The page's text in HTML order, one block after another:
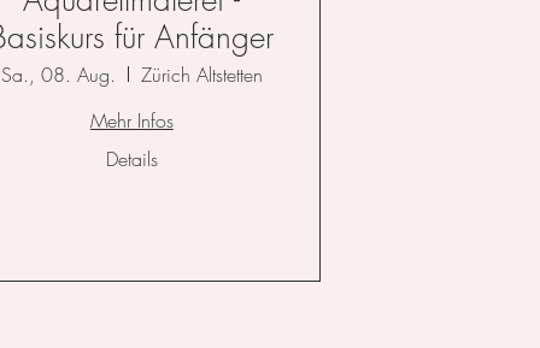
für Anfänger
Sa., 08. Aug.
Zürich Altstetten
Mehr Infos
Details